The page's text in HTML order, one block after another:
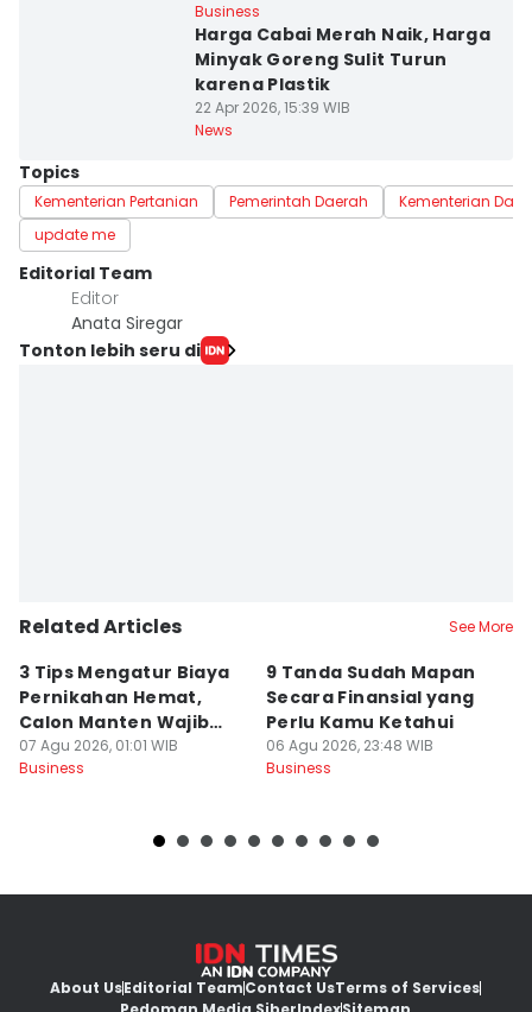
Business
Harga Cabai Merah Naik, Harga
Minyak Goreng Sulit Turun
karena Plastik
22 Apr 2026, 15:39 WIB
News
Topics
Kementerian Pertanian Pemerintah Daerah
Kementerian
update me
Editorial Team
Editor
Anata Siregar
Tonton lebih seru di
Related Articles See More
3 Tips Mengatur Biaya
Pernikahan Hemat,
Calon Manten Wajib
Nyimak!
07 Agu 2026, 01:01 WIB
Business
9 Tanda Sudah Mapan
Secara Finansial yang
Perlu Kamu Ketahui
06 Agu 2026, 23:48 WIB
Business
About UsEditorial TeamContact UsTerms of Services